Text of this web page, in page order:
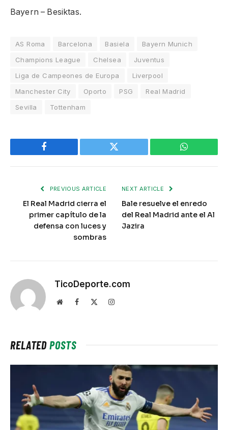
Bayern – Besiktas.
AS Roma Barcelona Basiela
Bayern Munich
Champions League
Chelsea
Juventus
Liga de Campeones de Europa
Liverpool
Manchester City
Oporto PSG
Real Madrid
Sevilla
Tottenham
Facebook Twitter WhatsApp
PREVIOUS ARTICLE
El Real Madrid cierra el
primer capítulo de la
defensa con luces y
sombras
NEXT ARTICLE
Bale resuelve el enredo
del Real Madrid ante el Al
Jazira
TicoDeporte.com
WebsiteFacebook Instagram
RELATEDPOSTS